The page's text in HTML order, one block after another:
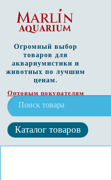
Огромный выбор
товаров для
аквариумистики и
животных по лучшим
ценам.
Оптовым покупателям
Каталог товаров